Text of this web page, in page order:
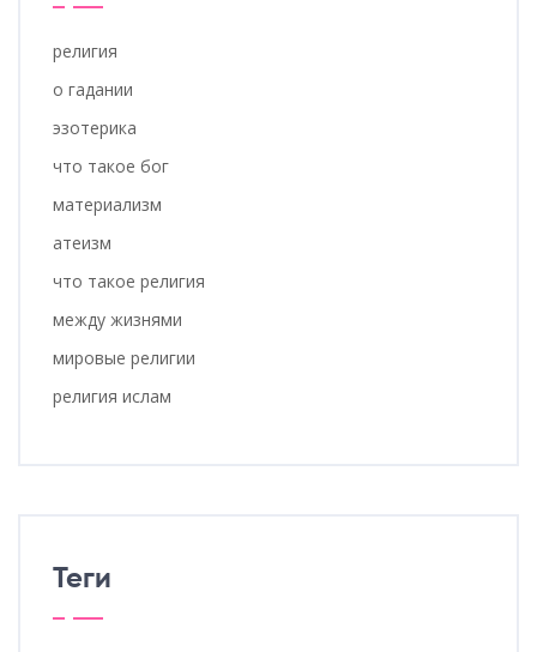
религия
о гадании
эзотерика
что такое бог
материализм
атеизм
что такое религия
между жизнями
мировые религии
религия ислам
Теги